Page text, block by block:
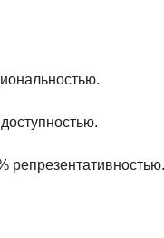
репрезентативностью.